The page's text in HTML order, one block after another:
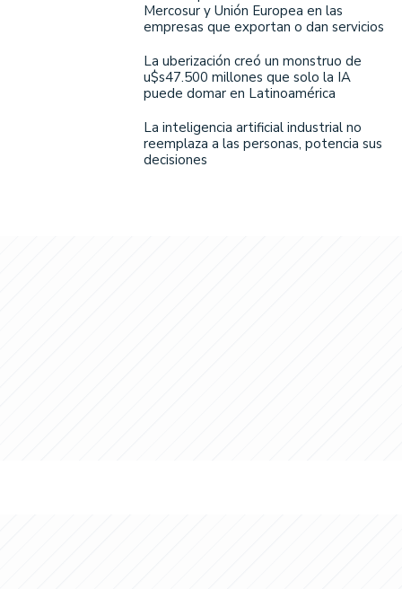
Mercosur y Unión Europea en las
empresas que exportan o dan servicios
La uberización creó un monstruo de
u$s47.500 millones que solo la IA
puede domar en Latinoamérica
La inteligencia artificial industrial no
reemplaza a las personas, potencia sus
decisiones